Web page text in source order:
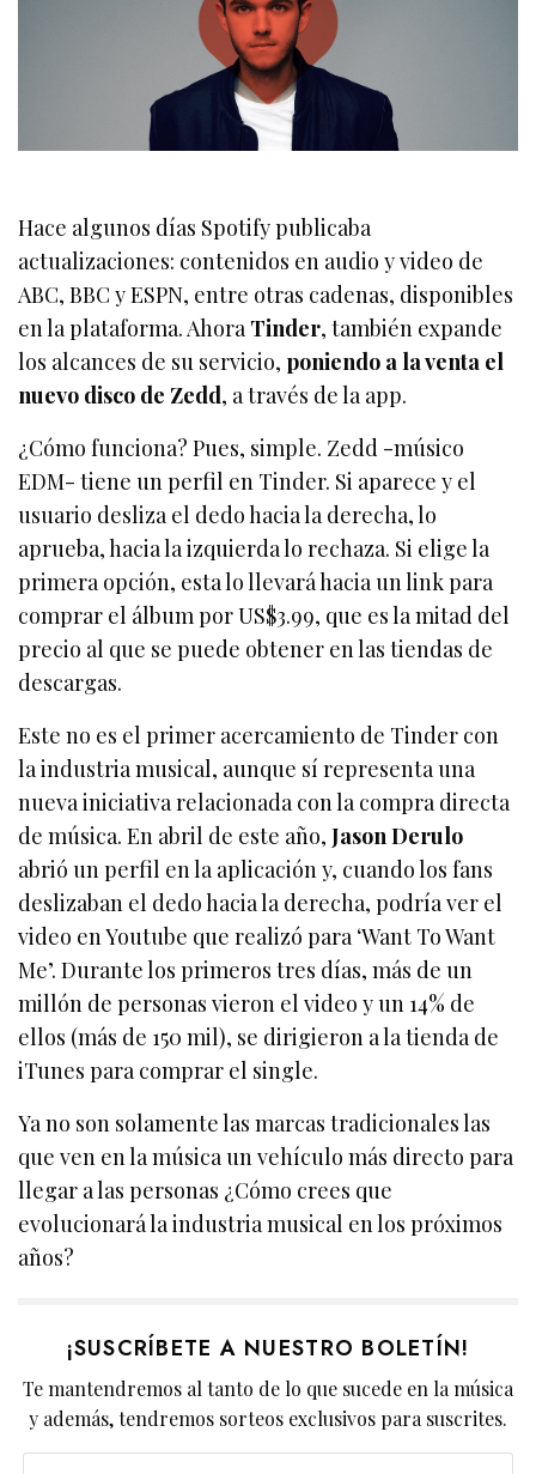
Hace algunos días Spotify publicaba
actualizaciones: contenidos en audio y video de
ABC, BBC y ESPN, entre otras cadenas, disponibles
en la plataforma. AhoraTinder, también expande
los alcances de su servicio, poniendo a la venta el
nuevo disco de Zedd, a través de la app.
¿Cómo funciona? Pues, simple. Zedd -músico
EDM- tiene un perfil en Tinder. Si aparece y el
usuario desliza el dedo hacia la derecha, lo
aprueba, hacia la izquierda lo rechaza. Si elige la
primera opción, esta lo llevará hacia un link para
comprar el álbum por US$3.99, que es la mitad del
precio al que se puede obtener en las tiendas de
descargas.
Este no es el primer acercamiento de Tinder con
la industria musical, aunque sí representa una
nueva iniciativa relacionada con la compra directa
de música. En abril de este año, Jason Derulo
abrió un perfil en la aplicación y, cuando los fans
deslizaban el dedo hacia la derecha, podría ver el
video en Youtube que realizó para ‘Want To Want
Me’. Durante los primeros tres días, más de un
millón de personas vieron el video y un 14% de
ellos (más de 150 mil), se dirigieron a la tienda de
iTunes para comprar el single.
Ya no son solamente las marcas tradicionales las
que ven en la música un vehículo más directo para
llegar a las personas ¿Cómo crees que
evolucionará la industria musical en los próximos
años?
¡SUSCRÍBETE A NUESTRO BOLETÍN!
Te mantendremos al tanto de lo que sucede en la música
y además, tendremos sorteos exclusivos para suscrites.